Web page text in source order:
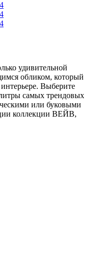
удивительной
обликом, который
Выберите
самых трендовых
или буковыми
коллекции ВЕЙВ,